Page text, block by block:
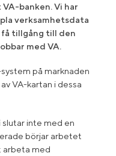
banken. Vi har
verksamhetsdata
få tillgång till den
med VA.
på marknaden
VA-kartan i dessa
inte med en
börjar arbetet
arbeta med